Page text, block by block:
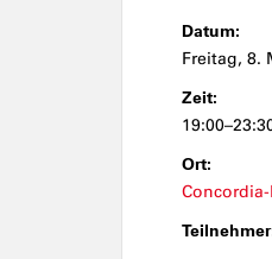
Datum:
Freitag, 8.
Zeit:
Ort:
Concordia-